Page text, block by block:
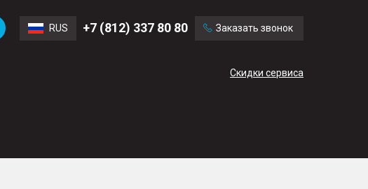
RUS +7 (812) 337 80 80 Заказать звонок
Скидки сервиса